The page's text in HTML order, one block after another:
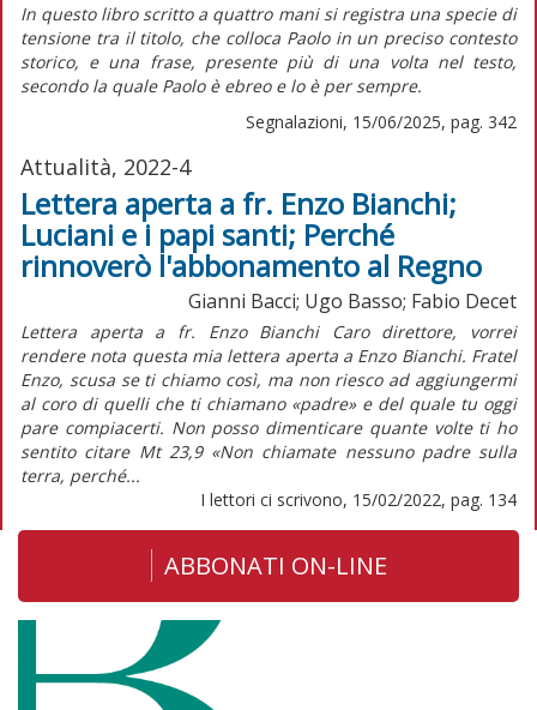
In questo libro scritto a quattro mani si registra una specie di
tensione tra il titolo, che colloca Paolo in un preciso contesto
storico, e una frase, presente più di una volta nel testo,
secondo la quale Paolo è ebreo e lo è per sempre.
Segnalazioni, 15/06/2025, pag. 342
Attualità, 2022-4
Lettera aperta a fr. Enzo Bianchi;
Luciani e i papi santi; Perché
rinnoverò l'abbonamento al Regno
Gianni Bacci; Ugo Basso; Fabio Decet
Lettera aperta a fr. Enzo Bianchi Caro direttore, vorrei
rendere nota questa mia lettera aperta a Enzo Bianchi. Fratel
Enzo, scusa se ti chiamo così, ma non riesco ad aggiungermi
al coro di quelli che ti chiamano «padre» e del quale tu oggi
pare compiacerti. Non posso dimenticare quante volte ti ho
sentito citare Mt 23,9 «Non chiamate nessuno padre sulla
terra, perché...
I lettori ci scrivono, 15/02/2022, pag. 134
ABBONATI ON-LINE